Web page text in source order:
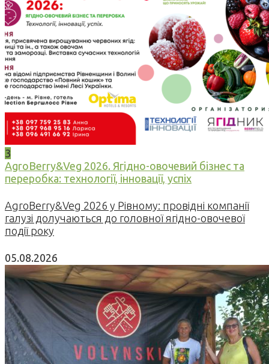
3
AgroBerry&Veg 2026. Ягідно-овочевий бізнес та
переробка: технології, інновації, успіх
AgroBerry&Veg 2026 у Рівному: провідні компанії
галузі долучаються до головної ягідно-овочевої
події року
05.08.2026